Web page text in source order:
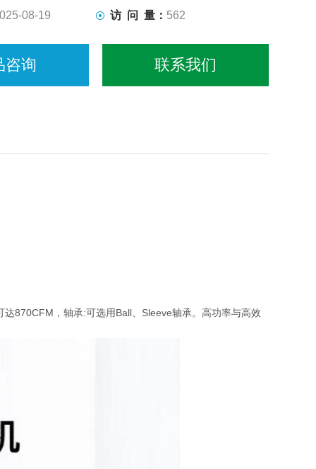
08-19 访 问 量： 562
咨询 联系我们
870CFM，轴承:可选用Ball、Sleeve轴承。高功率与高效